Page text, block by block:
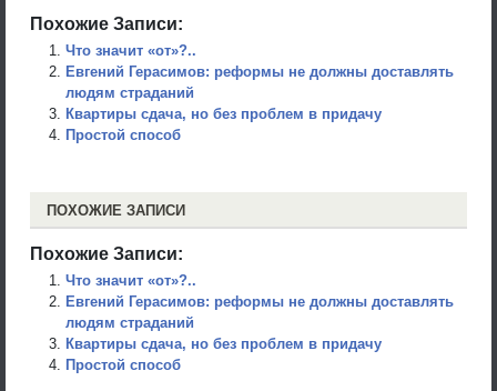
Похожие Записи:
Что значит «от»?..
Евгений Герасимов: реформы не должны доставлять
людям страданий
Квартиры сдача, но без проблем в придачу
Простой способ
ПОХОЖИЕ ЗАПИСИ
Похожие Записи:
Что значит «от»?..
Евгений Герасимов: реформы не должны доставлять
людям страданий
Квартиры сдача, но без проблем в придачу
Простой способ